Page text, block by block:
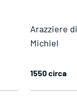
Arazziere
Michiel
1550 circa